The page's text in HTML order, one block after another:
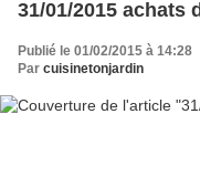
31/01/2015 achats
Publié le 01/02/2015 à 14:28
Par cuisinetonjardin